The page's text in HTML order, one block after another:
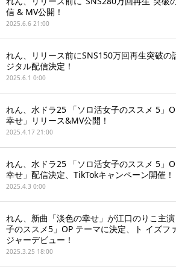
信 & MV公開！
2025.6.6 21:00
れん、リリース前にSNS150万回再生突破の
ジタル配信決定！
2025.6.1 0:00
れん、水ドラ25 「ソロ活女子のススメ 5」
幸せ」リリース&MV公開！
2025.4.17 21:00
れん、水ドラ25 「ソロ活女子のススメ 5」
幸せ」配信決定、TikTokキャンペーン開催！
2025.4.3 0:00
れん、新曲「淡色の幸せ」が江口のりこ主
子のススメ5」OP テーマに決定、ト イズフ
ジャーデビュー！
2025.3.25 18:00